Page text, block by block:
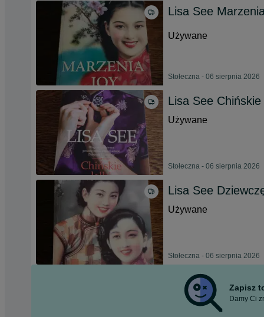
Lisa See
Używane
Stołeczna - 06 sierpnia 2026
Lisa See Chińskie
Używane
Stołeczna - 06 sierpnia 2026
Lisa See
Używane
Stołeczna - 06 sierpnia 2026
Zapisz
Damy Ci